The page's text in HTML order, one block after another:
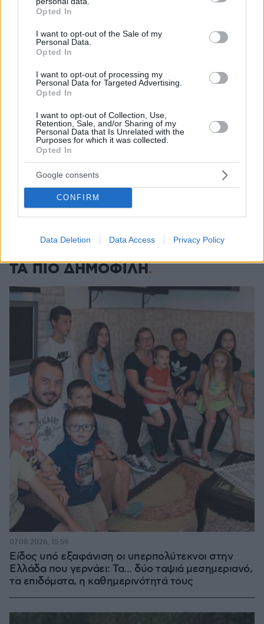
grant or deny consent to Google and its third-party tags to
use your data for below specified purposes in below Google
consent section.
Opted In
I want to opt-out of the Sale of my
Personal Data.
Opted In
I want to opt-out of processing my
Personal Data for Targeted Advertising.
Opted In
I want to opt-out of Collection, Use,
Retention, Sale, and/or Sharing of my
Personal Data that Is Unrelated with the
Purposes for which it was collected.
Opted In
Google consents
CONFIRM
Data Deletion Data Access Privacy Policy
Αθήνα
Ξανά πάνω από τις 2.600 μονάδες το Χρηματιστήριο με
εβδομαδιαία κέρδη 1,8%, πού βρήκε στηρίγματα
πριν 15 λεπτά
Με «Δούρειο Ίππο» την task force της CIA και οδηγό το
φιάσκο του Κόλπου των Χοίρων: Πώς θέλουν οι ΗΠΑ να
πριν 16 λεπτά
Οκτώ συνήθειες στα πλούσια σπίτια που φαίνονται
παράξενες στον μέσο άνθρωπο
πριν 16 λεπτά
«Έχουμε και Λέμε»: Τα μεγάλα μπερδέματα του έρωτα
ΔΕΙΤΕ ΟΛΕΣ ΤΙΣ ΕΙΔΗΣΕΙΣ
ΤΑ ΠΙΟ ΔΗΜΟΦΙΛΗ
Είδος υπό εξαφάνιση οι υπερπολύτεκνοι στην
Ελλάδα που γερνάει: Τα... δύο ταψιά μεσημεριανό,
τα επιδόματα, η καθημερινότητά τους
07.08.2026, 15:59